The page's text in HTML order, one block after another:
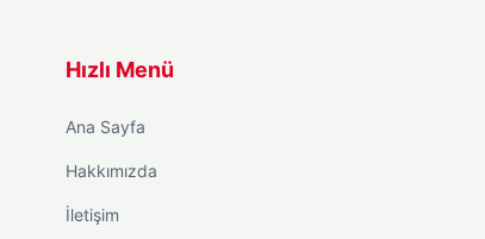
Hızlı Menü
Ana Sayfa
Hakkımızda
İletişim